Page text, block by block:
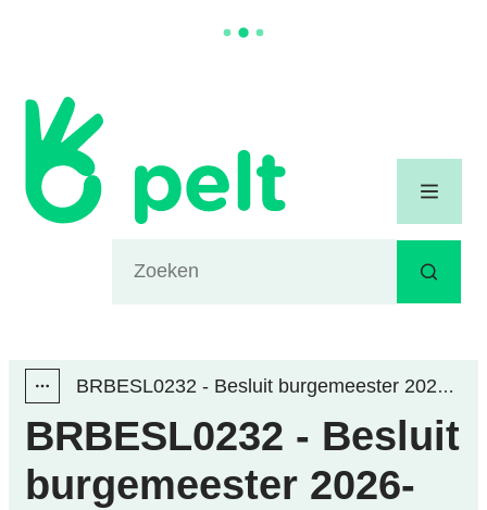
Gemeente Pelt
Zoeken
Menu
Toon alle broodkruimel items
BRBESL0232 - Besluit burgemeester 2026-03-27 - Toelating occasionele verkopen met niet-commercieel karakter - Vriendenkring De Beertjes op 13 en 20 juli en 5 oktober 2026
BRBESL0232 - Besluit
burgemeester 2026-